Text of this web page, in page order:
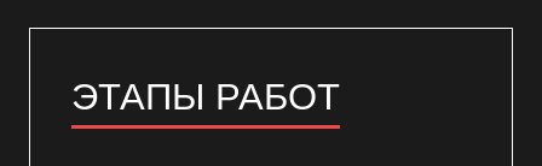
ЭТАПЫ РАБОТ